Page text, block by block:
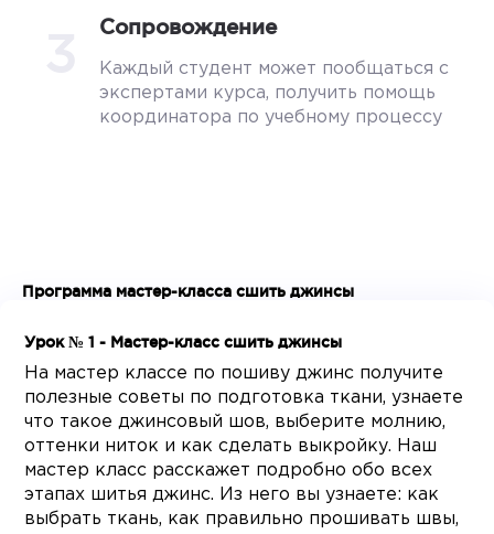
Сопровождение
Каждый студент может пообщаться с
экспертами курса, получить помощь
координатора по учебному процессу
Программа мастер-класса сшить джинсы
Урок № 1 - Мастер-класс сшить джинсы
На мастер классе по пошиву джинс получите
полезные советы по подготовка ткани, узнаете
что такое джинсовый шов, выберите молнию,
оттенки ниток и как сделать выкройку. Наш
мастер класс расскажет подробно обо всех
этапах шитья джинс. Из него вы узнаете: как
выбрать ткань, как правильно прошивать швы,